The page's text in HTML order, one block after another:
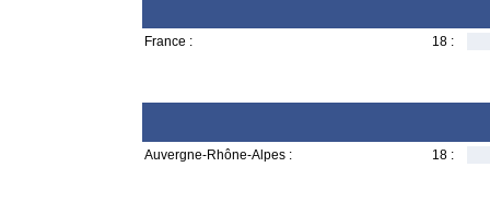
France : 18 :
Auvergne-Rhône-Alpes : 18 :